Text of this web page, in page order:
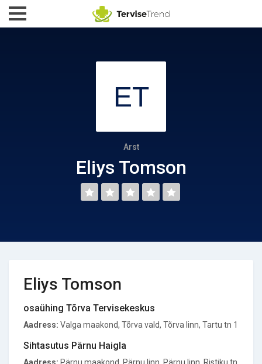
Arst
Eliys Tomson
Eliys Tomson
osaühing Tõrva Tervisekeskus
Aadress: Valga maakond, Tõrva vald, Tõrva linn, Tartu tn 1
Sihtasutus Pärnu Haigla